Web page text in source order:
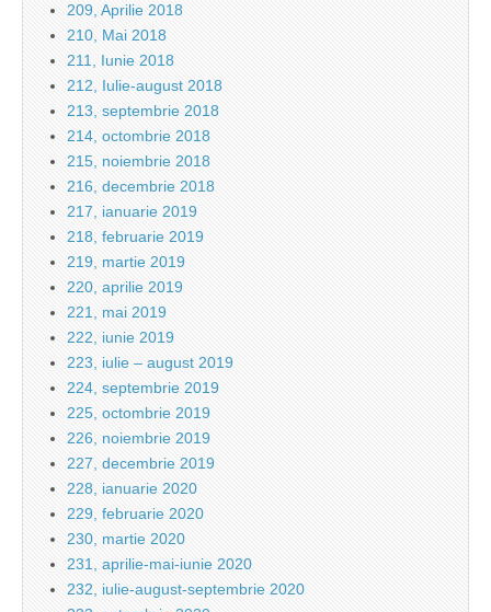
209, Aprilie 2018
210, Mai 2018
211, Iunie 2018
212, Iulie-august 2018
213, septembrie 2018
214, octombrie 2018
215, noiembrie 2018
216, decembrie 2018
217, ianuarie 2019
218, februarie 2019
219, martie 2019
220, aprilie 2019
221, mai 2019
222, iunie 2019
223, iulie – august 2019
224, septembrie 2019
225, octombrie 2019
226, noiembrie 2019
227, decembrie 2019
228, ianuarie 2020
229, februarie 2020
230, martie 2020
231, aprilie-mai-iunie 2020
232, iulie-august-septembrie 2020